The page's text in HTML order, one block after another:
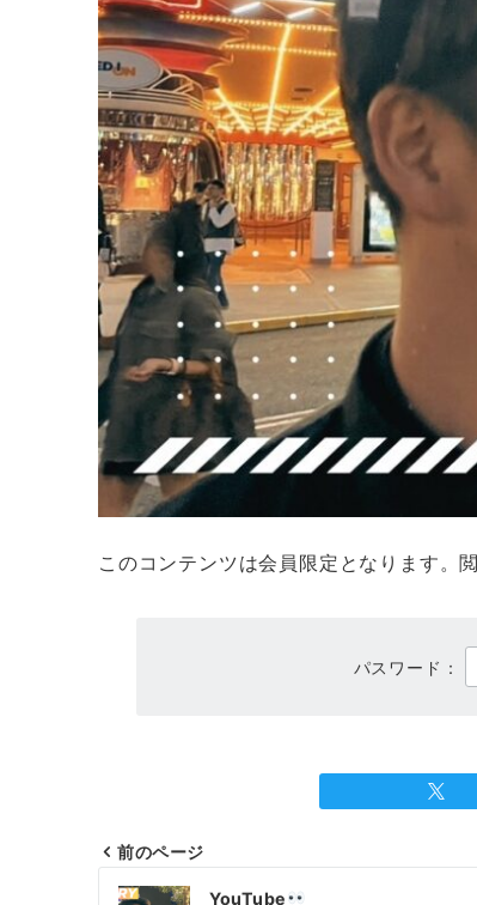
このコンテンツは会員限定となります。
パスワード：
投
前のページ
YouTube